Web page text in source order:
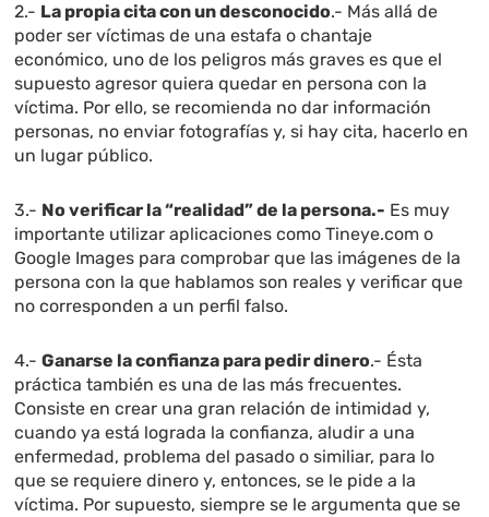
2.- La propia cita con un desconocido.- Más allá de
poder ser víctimas de una estafa o chantaje
económico, uno de los peligros más graves es que el
supuesto agresor quiera quedar en persona con la
víctima. Por ello, se recomienda no dar información
personas, no enviar fotografías y, si hay cita, hacerlo en
un lugar público.
3.- No verificar la “realidad” de la persona.- Es muy
importante utilizar aplicaciones como Tineye.com o
Google Images para comprobar que las imágenes de la
persona con la que hablamos son reales y verificar que
no corresponden a un perfil falso.
4.-Ganarse la confianza para pedir dinero.- Ésta
práctica también es una de las más frecuentes.
Consiste en crear una gran relación de intimidad y,
cuando ya está lograda la confianza, aludir a una
enfermedad, problema del pasado o similiar, para lo
que se requiere dinero y, entonces, se le pide a la
víctima. Por supuesto, siempre se le argumenta que se